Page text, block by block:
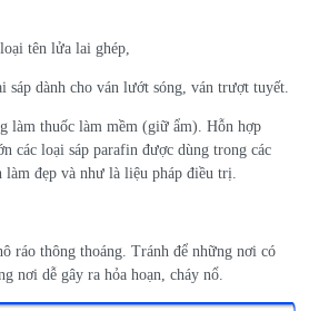
tên lửa lai ghép,
sáp dành cho ván lướt sóng, ván trượt tuyết.
làm thuốc làm mềm (giữ ẩm). Hỗn hợp
các loại sáp parafin được dùng trong các
đẹp và như là liệu pháp điều trị.
ráo thông thoáng. Tránh để những nơi có
nơi dễ gây ra hỏa hoạn, cháy nổ.